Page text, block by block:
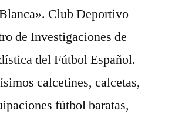
Club Deportivo
de Investigaciones de
del Fútbol Español.
calcetines, calcetas,
fútbol baratas,